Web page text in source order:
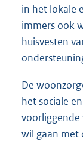
in het lokale
immers ook
huisvesten
De
het sociale
voorliggende
wil gaan met